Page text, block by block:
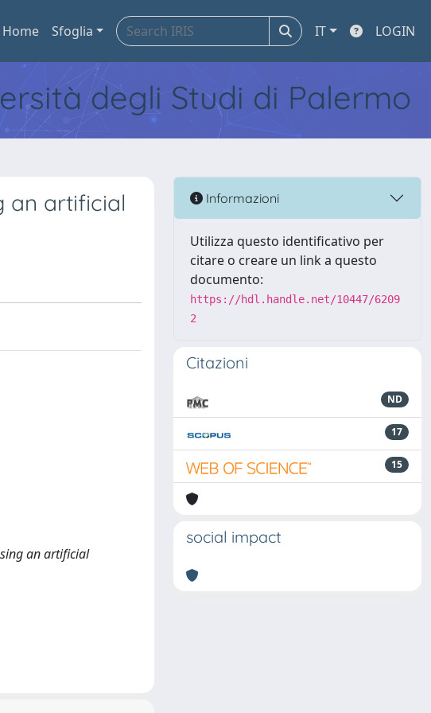
Home Sfoglia IT LOGIN
degli Studi di Palermo
an artificial
an artificial
Informazioni
Utilizza questo identificativo per
citare o creare un link a questo
documento:
https://hdl.handle.net/10447/6209
2
Citazioni
ND
17
15
social impact